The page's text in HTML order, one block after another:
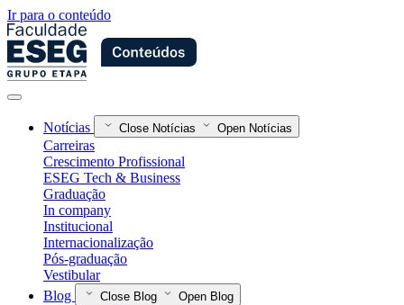
Ir para o conteúdo
Notícias Close Notícias Open Notícias
Carreiras
Crescimento Profissional
ESEG Tech & Business
Graduação
In company
Institucional
Internacionalização
Pós-graduação
Vestibular
Blog
Close Blog Open Blog